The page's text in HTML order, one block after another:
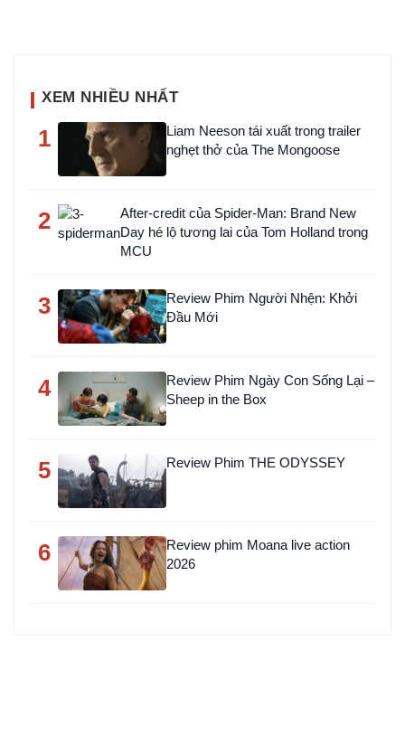
XEM NHIỀU NHẤT
1
Liam Neeson tái xuất trong trailer
nghẹt thở của The Mongoose
2
After-credit của Spider-Man: Brand New
Day hé lộ tương lai của Tom Holland trong
MCU
3
Review Phim Người Nhện: Khởi
Đầu Mới
4
Review Phim Ngày Con Sống Lại –
Sheep in the Box
5 Review Phim THE ODYSSEY
6
Review phim Moana live action
2026